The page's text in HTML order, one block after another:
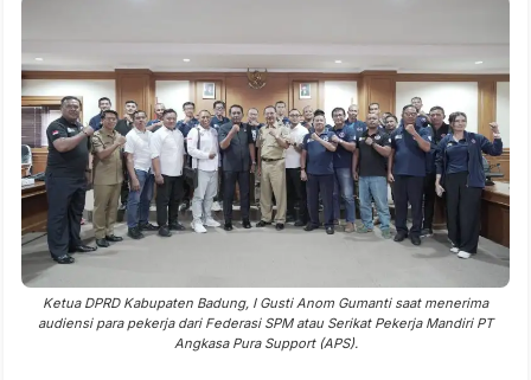
Ketua DPRD Kabupaten Badung, I Gusti Anom Gumanti saat menerima
audiensi para pekerja dari Federasi SPM atau Serikat Pekerja Mandiri PT
Angkasa Pura Support (APS).